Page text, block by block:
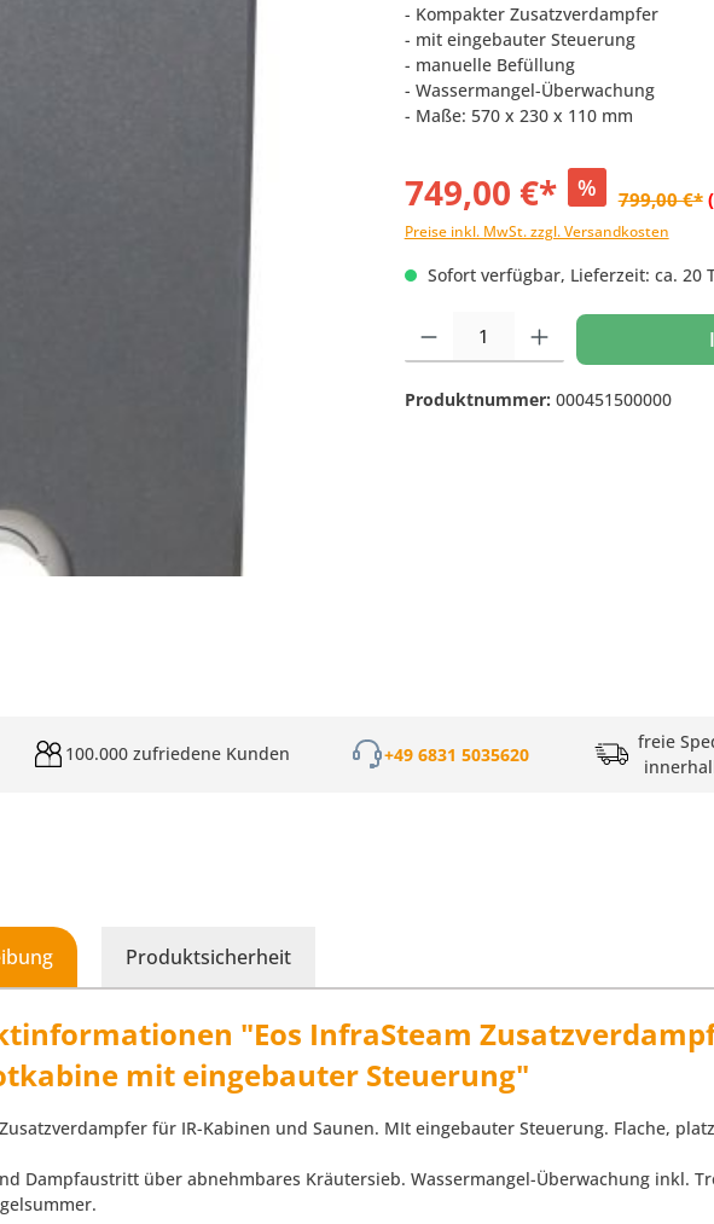
- Kompakter Zusatzverdampfer
- mit eingebauter Steuerung
- manuelle Befüllung
- Wassermangel-Überwachung
- Maße: 570 x 230 x 110 mm
749,00 €* % 799,00 €*
Preise inkl. MwSt. zzgl. Versandkosten
Sofort verfügbar, Lieferzeit: ca. 20
Produkt Anzahl: Gib den gewünschten
Produktnummer: 000451500000
100.000 zufriedene Kunden +49 6831 5035620
freie
Produktsicherheit
"Eos InfraSteam
mit eingebauter Steuerung"
für IR-Kabinen und Saunen. MIt eingebauter Steuerung. Flache,
Dampfaustritt über abnehmbares Kräutersieb. Wassermangel-Überwachung inkl.